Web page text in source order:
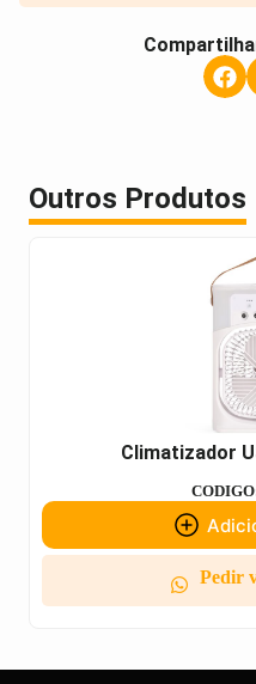
Outros Produtos
Climatizador
Pedir